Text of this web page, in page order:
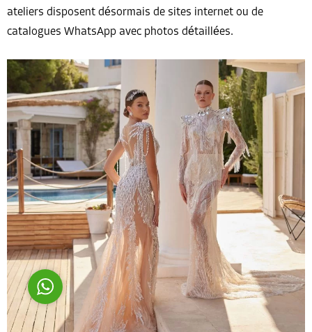
ateliers disposent désormais de sites internet ou de
catalogues WhatsApp avec photos détaillées.
Costumer Manager
Reply